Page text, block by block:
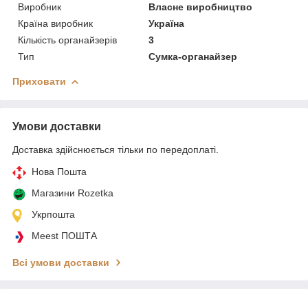
Виробник
Власне виробництво
Країна виробник
Україна
Кількість органайзерів
3
Тип
Сумка-органайзер
Приховати
Умови доставки
Доставка здійснюється тільки по передоплаті.
Нова Пошта
Магазини Rozetka
Укрпошта
Meest ПОШТА
Всі умови доставки